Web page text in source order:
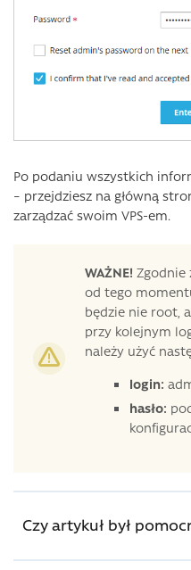
Po podaniu wszystkich
– przejdziesz na główną
zarządzać swoim VPS-em.
WAŻNE! Zgodnie
od tego
będzie nie root,
przy kolejnym
należy użyć
login:
hasło:
Czy artykuł był